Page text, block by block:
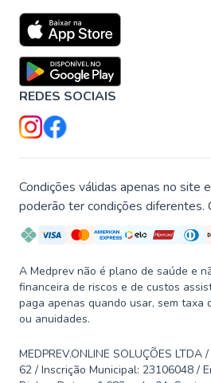
REDES SOCIAIS
Condições válidas apenas no site
poderão ter condições diferentes.
A Medprev não é plano de saúde e
financeira de riscos e de custos
paga apenas quando usar, sem taxa
ou anuidades.
MEDPREV.ONLINE SOLUÇÕES LTDA
62 / Inscrição Municipal: 23106048 /